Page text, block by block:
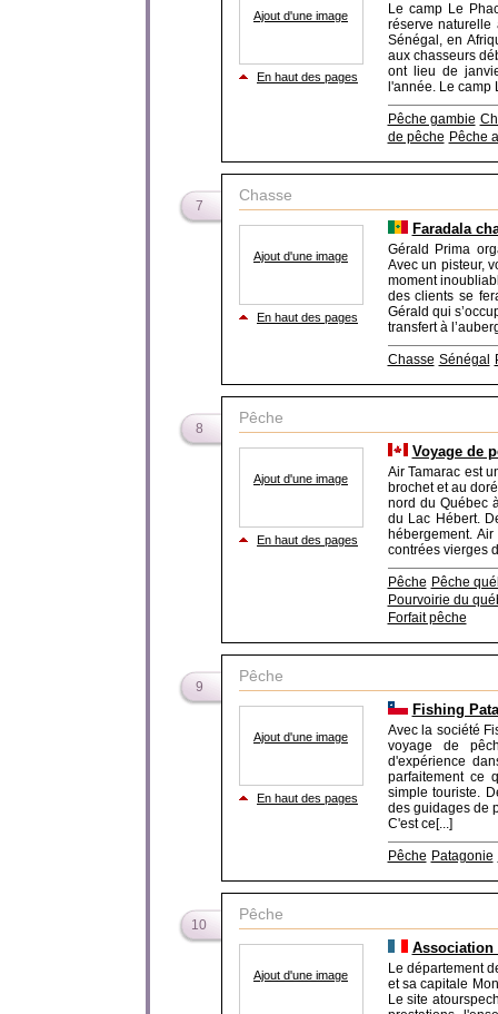
Ajout d'une image
En haut des pages
Le camp Le
réserve
Sénégal, en
aux chasseurs
ont lieu de
l'année. Le camp
Pêche gambie
de pêche Pêche
7
Chasse
Ajout d'une image
En haut des pages
Faradala
Gérald Prima
Avec un pisteur,
moment
des clients se
Gérald qui
transfert à
Chasse Sénégal
8
Pêche
Ajout d'une image
En haut des pages
Voyage de
Air Tamarac est
brochet et au
nord du Québec
du Lac Hébert.
hébergement.
contrées vierges
Pêche Pêche
Pourvoirie du
Forfait pêche
9
Pêche
Ajout d'une image
En haut des pages
Fishing
Avec la société
voyage de
d'expérience
parfaitement ce
simple touriste.
des guidages de
C'est ce[...]
Pêche Patagonie
10
Pêche
Ajout d'une image
Association
Le département
et sa capitale
Le site